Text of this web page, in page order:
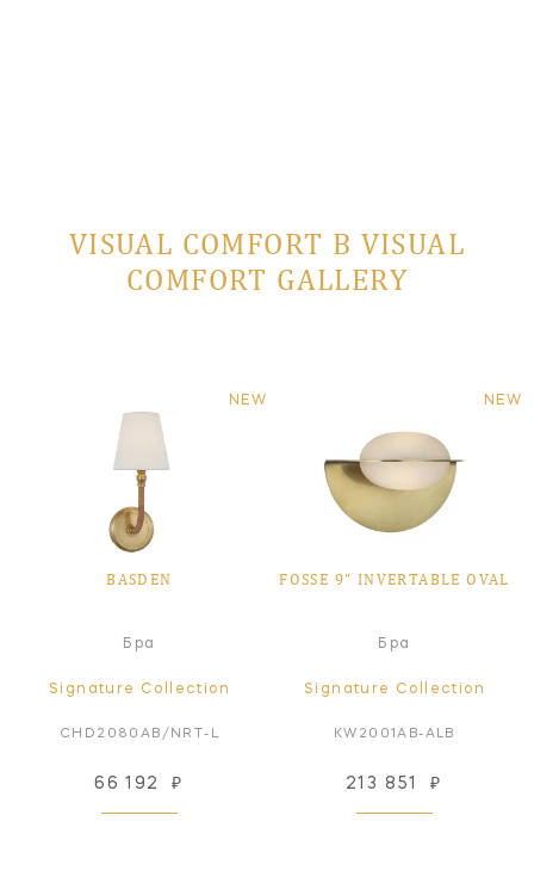
VISUAL COMFORT В VISUAL
COMFORT GALLERY
NEW
BASDEN
Бра
Signature Collection
CHD2080AB/NRT-L
66 192 ₽
NEW
FOSSE 9" INVERTABLE OVAL
Бра
Signature Collection
KW2001AB-ALB
213 851 ₽